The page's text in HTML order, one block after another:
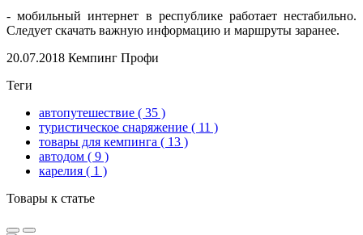
- мобильный интернет в республике работает нестабильно.
Следует скачать важную информацию и маршруты заранее.
20.07.2018 Кемпинг Профи
Теги
автопутешествие ( 35 )
туристическое снаряжение ( 11 )
товары для кемпинга ( 13 )
автодом ( 9 )
карелия ( 1 )
Товары к статье